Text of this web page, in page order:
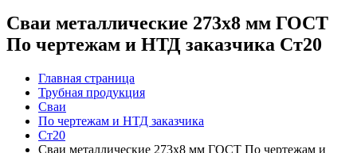
Сваи металлические 273x8 мм ГОСТ
По чертежам и НТД заказчика Ст20
Главная страница
Трубная продукция
Сваи
По чертежам и НТД заказчика
Ст20
Сваи металлические 273x8 мм ГОСТ По чертежам и